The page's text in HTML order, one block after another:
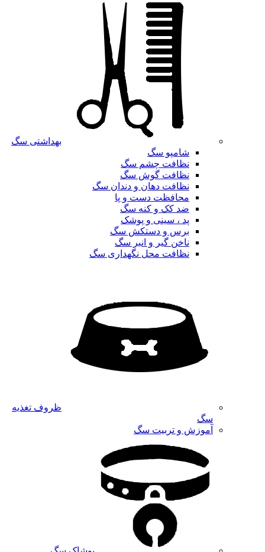
بهداشتی سگ
شامپو سگ
نظافت چشم سگ
نظافت گوش سگ
نظافت دهان و دندان سگ
محافظت دست و پا
ضد کک و کنه سگ
پد ، سینی و پوشک
برس و دستکش سگ
ناخن گیر و انبر سگ
نظافت محل نگهداری سگ
ظروف تغذیه
سگ
آموزش و تربیت سگ